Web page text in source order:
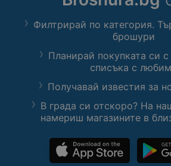
Филтрирай по категория.
брошури
Планирай покупката си
списъка с
Получавай известия за
В града си отскоро? На
намериш магазините в